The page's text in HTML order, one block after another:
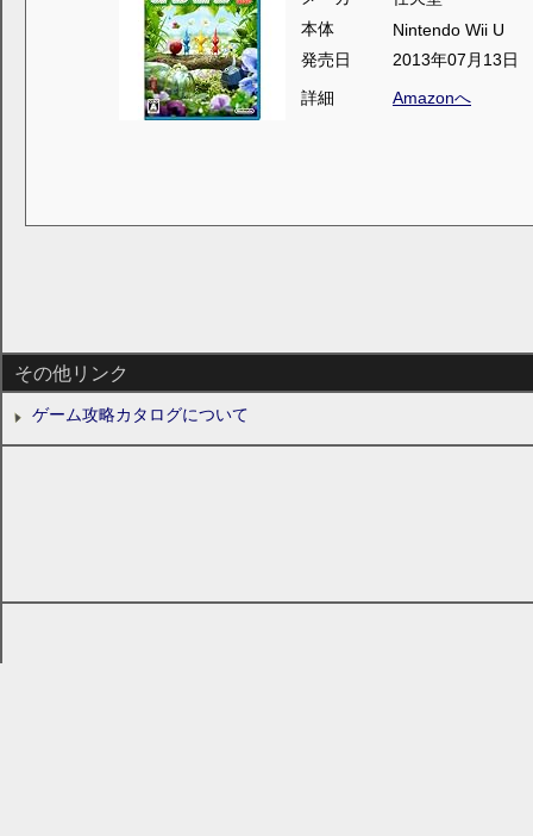
本体
Nintendo Wii U
発売日
2013年07月13日
詳細
Amazonへ
その他リンク
ゲーム攻略カタログについて